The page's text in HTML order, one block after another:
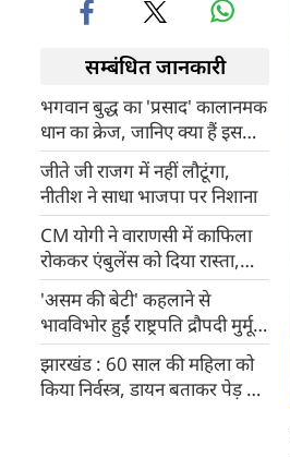
सम्बंधित जानकारी
भगवान बुद्ध का 'प्रसाद' कालानमक
धान का क्रेज, जानिए क्या हैं इसकी
खूबियां
जीते जी राजग में नहीं लौटूंगा,
नीतीश ने साधा भाजपा पर निशाना
CM योगी ने वाराणसी में काफिला
रोककर एंबुलेंस को दिया रास्ता,
एस्कॉर्ट करवाकर जल्दी पहुंचवाया
अस्पताल
'असम की बेटी' कहलाने से
भावविभोर हुईं राष्ट्रपति द्रौपदी मुर्मू,
की असम सरकार की सराहना
झारखंड : 60 साल की महिला को
किया निर्वस्त्र, डायन बताकर पेड़ से